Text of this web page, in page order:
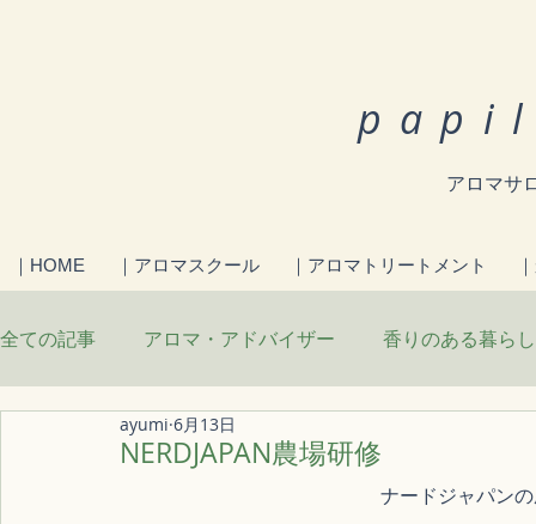
アロマサ
｜HOME ｜アロマスクール ｜アロマトリートメント
全ての記事 アロマ・アドバイザー 香りのある暮らし
からだを整える食 日々のこと
NERDJAPAN農場研修
ayumi 6月13日
ナードジャパン